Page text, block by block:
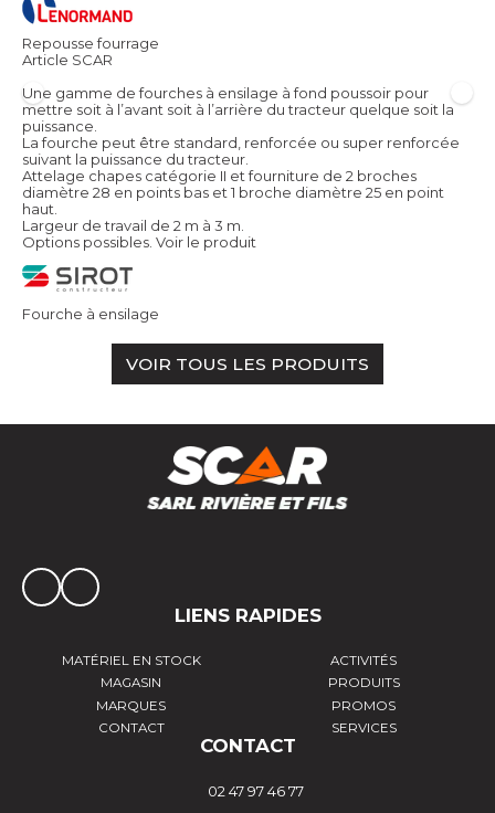
Repousse fourrage
Article SCAR
Une gamme de fourches à ensilage à fond poussoir pour
mettre soit à l’avant soit à l’arrière du tracteur quelque soit la
puissance.
La fourche peut être standard, renforcée ou super renforcée
suivant la puissance du tracteur.
Attelage chapes catégorie II et fourniture de 2 broches
diamètre 28 en points bas et 1 broche diamètre 25 en point
haut.
Largeur de travail de 2 m à 3 m.
Options possibles. Voir le produit
Fourche à ensilage
VOIR TOUS LES PRODUITS
LIENS RAPIDES
MATÉRIEL EN STOCK
ACTIVITÉS
MAGASIN
PRODUITS
MARQUES
PROMOS
CONTACT
SERVICES
CONTACT
02 47 97 46 77